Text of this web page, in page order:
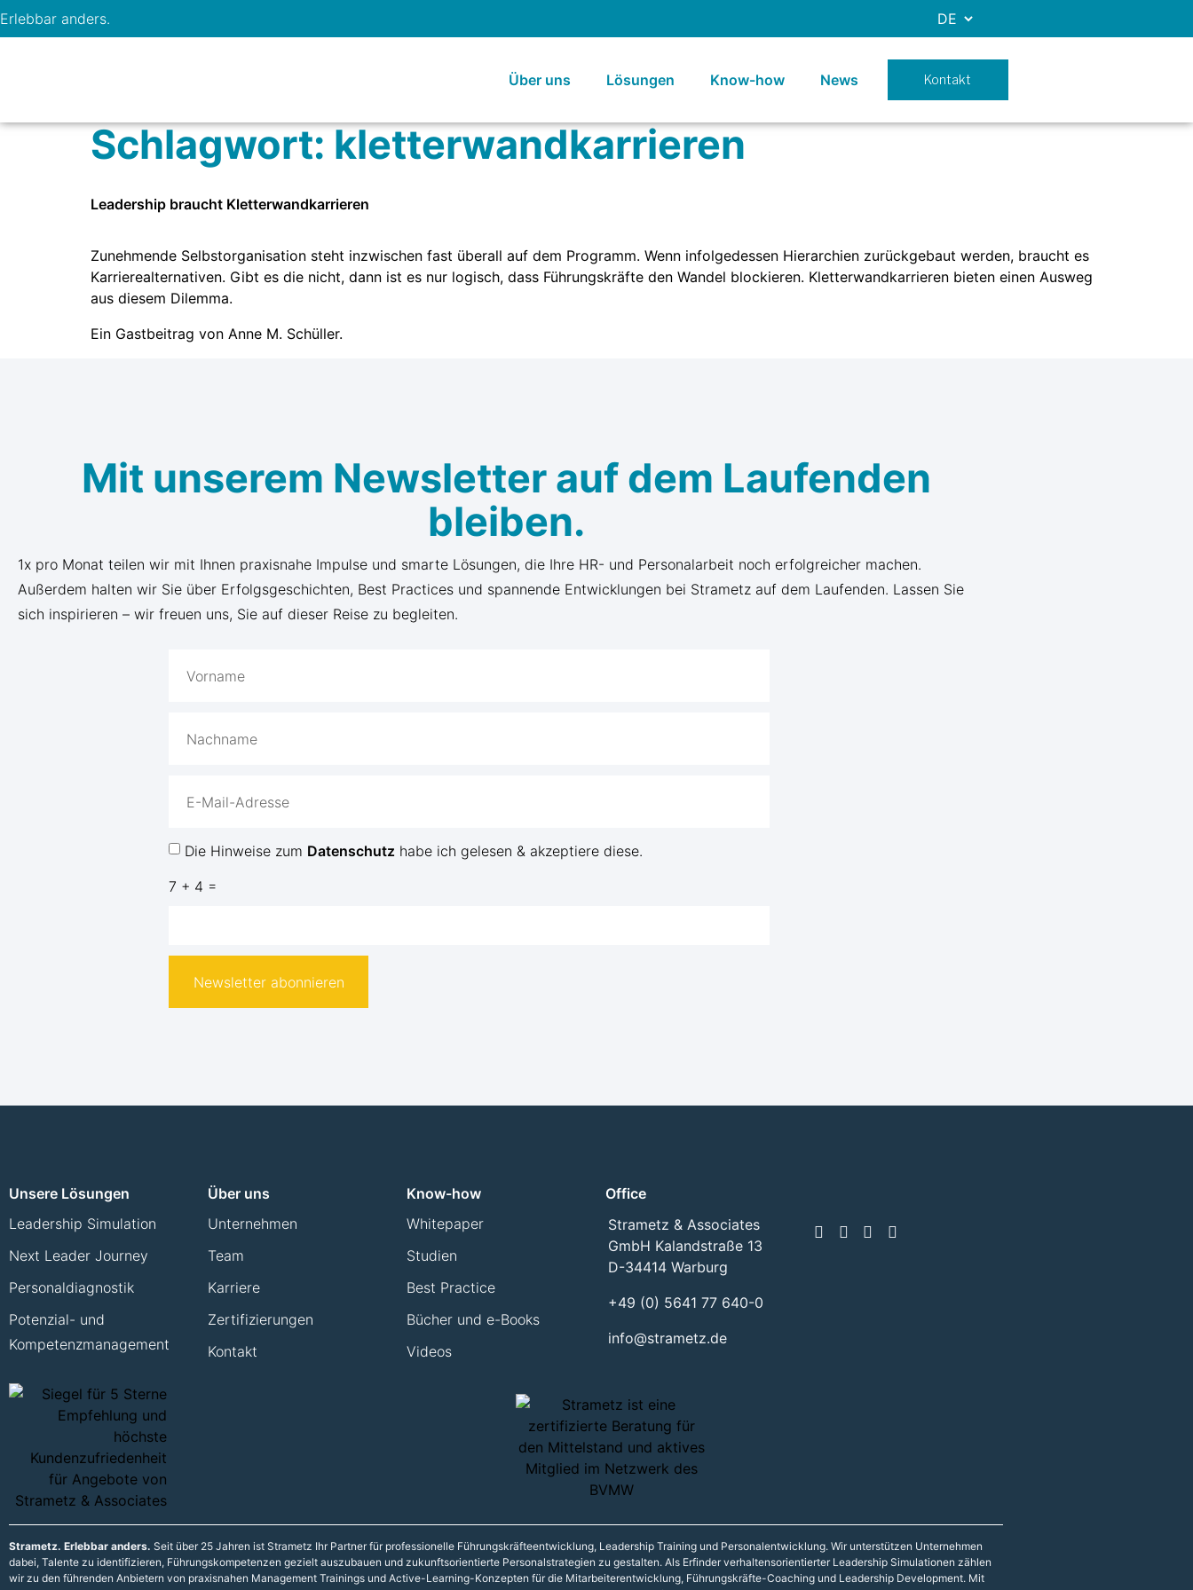
Erlebbar anders.
Über uns Lösungen Know-how News Kontakt
Schlagwort: kletterwandkarrieren
Leadership braucht Kletterwandkarrieren
Zunehmende Selbstorganisation steht inzwischen fast überall auf dem Programm. Wenn infolgedessen Hierarchien zurückgebaut werden, braucht es
Karrierealternativen. Gibt es die nicht, dann ist es nur logisch, dass Führungskräfte den Wandel blockieren. Kletterwandkarrieren bieten einen Ausweg
aus diesem Dilemma.
Ein Gastbeitrag von Anne M. Schüller.
Mit unserem Newsletter auf dem Laufenden
bleiben.
1x pro Monat teilen wir mit Ihnen praxisnahe Impulse und smarte Lösungen, die Ihre HR- und Personalarbeit noch erfolgreicher machen.
Außerdem halten wir Sie über Erfolgsgeschichten, Best Practices und spannende Entwicklungen bei Strametz auf dem Laufenden. Lassen Sie
sich inspirieren – wir freuen uns, Sie auf dieser Reise zu begleiten.
Die Hinweise zum Datenschutz habe ich gelesen & akzeptiere diese.
7 + 4 =
Newsletter abonnieren
Unsere Lösungen
Leadership Simulation
Next Leader Journey
Personaldiagnostik
Potenzial- und
Kompetenzmanagement
Über uns
Unternehmen
Team
Karriere
Zertifizierungen
Kontakt
Know-how
Whitepaper
Studien
Best Practice
Bücher und e-Books
Videos
Office
Strametz & Associates
GmbH Kalandstraße 13
D-34414 Warburg
+49 (0) 5641 77 640-0
info@strametz.de
Strametz. Erlebbar anders. Seit über 25 Jahren ist Strametz Ihr Partner für professionelle Führungskräfteentwicklung, Leadership Training und Personalentwicklung. Wir unterstützen Unternehmen
dabei, Talente zu identifizieren, Führungskompetenzen gezielt auszubauen und zukunftsorientierte Personalstrategien zu gestalten. Als Erfinder verhaltensorientierter Leadership Simulationen zählen
wir zu den führenden Anbietern von praxisnahen Management Trainings und Active-Learning-Konzepten für die Mitarbeiterentwicklung, Führungskräfte-Coaching und Leadership Development. Mit